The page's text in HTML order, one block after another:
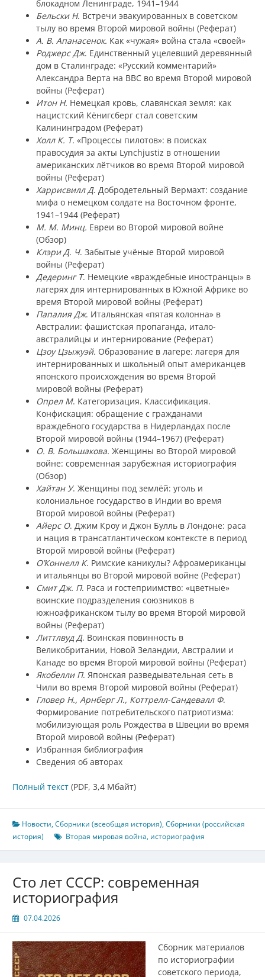
блокадном Ленинграде, 1941–1944
Бельски Н. Встречи эвакуированных в советском
тылу во время Второй мировой войны (Реферат)
А. В. Апанасенок. Как «чужая» война стала «своей»
Роджерс Дж. Единственный уцелевший деревянный
дом в Сталинграде: «Русский комментарий»
Александра Верта на BBC во время Второй мировой
войны (Реферат)
Итон Н. Немецкая кровь, славянская земля: как
нацистский Кёнигсберг стал советским
Калининградом (Реферат)
Холл К. Т. «Процессы пилотов»: в поисках
правосудия за акты Lynchjustiz в отношении
американских лётчиков во время Второй мировой
войны (Реферат)
Харрисвилл Д. Добродетельный Вермахт: создание
мифа о немецком солдате на Восточном фронте,
1941–1944 (Реферат)
М. М. Минц. Евреи во Второй мировой войне
(Обзор)
Клэри Д. Ч. Забытые учёные Второй мировой
войны (Реферат)
Дедеринг Т. Немецкие «враждебные иностранцы» в
лагерях для интернированных в Южной Африке во
время Второй мировой войны (Реферат)
Папалия Дж. Итальянская «пятая колонна» в
Австралии: фашистская пропаганда, итало-
австралийцы и интернирование (Реферат)
Цзоу Цзыжуэй. Образование в лагере: лагеря для
интернированных и школьный опыт американцев
японского происхождения во время Второй
мировой войны (Реферат)
Опрел М. Категоризация. Классификация.
Конфискация: обращение с гражданами
враждебного государства в Нидерландах после
Второй мировой войны (1944–1967) (Реферат)
О. В. Большакова. Женщины во Второй мировой
войне: современная зарубежная историография
(Обзор)
Хайтан У. Женщины под землёй: уголь и
колониальное государство в Индии во время
Второй мировой войны (Реферат)
Айерс О. Джим Кроу и Джон Булль в Лондоне: раса
и нация в трансатлантическом контексте в период
Второй мировой войны (Реферат)
О’Коннелл К. Римские каникулы? Афроамериканцы
и итальянцы во Второй мировой войне (Реферат)
Смит Дж. П. Раса и гостеприимство: «цветные»
воинские подразделения союзников в
южноафриканском тылу во время Второй мировой
войны (Реферат)
Литтлвуд Д. Воинская повинность в
Великобритании, Новой Зеландии, Австралии и
Канаде во время Второй мировой войны (Реферат)
Якобелли П. Японская разведывательная сеть в
Чили во время Второй мировой войны (Реферат)
Гловер Н., Арнберг Л., Коттрелл-Сандевалл Ф.
Формирование потребительского патриотизма:
мобилизующая роль Рождества в Швеции во время
Второй мировой войны (Реферат)
Избранная библиография
Сведения об авторах
Полный текст (PDF, 3,4 Мбайт)
Новости,Сборники (всеобщая история),Сборники (российская
история)
Вторая мировая война, историография
Сто лет СССР: современная
историография
07.04.2026
Сборник материалов
по историографии
советского периода,